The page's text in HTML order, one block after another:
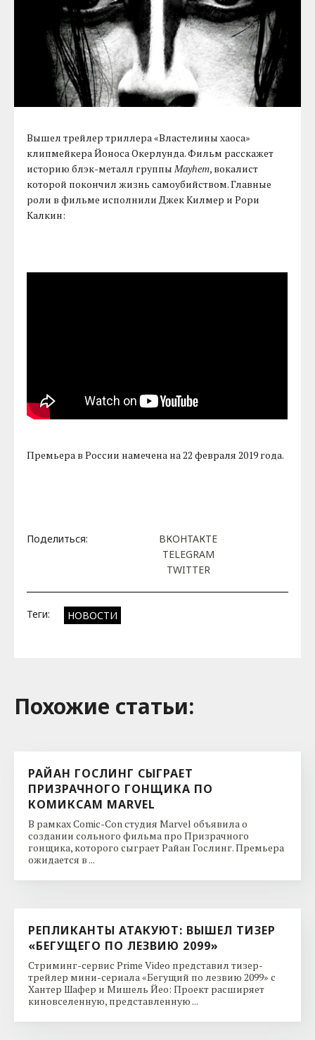
Вышел трейлер триллера «Властелины хаоса»
клипмейкера Йоноса Окерлунда. Фильм расскажет
историю блэк-металл группыMayhem, вокалист
которой покончил жизнь самоубийством. Главные
роли в фильме исполнили Джек Килмер и Рори
Калкин:
Премьера в России намечена на 22 февраля 2019 года.
Поделиться:
ВКОНТАКТЕ
TELEGRAM
TWITTER
Теги: НОВОСТИ
Похожие cтатьи:
РАЙАН ГОСЛИНГ СЫГРАЕТ
ПРИЗРАЧНОГО ГОНЩИКА ПО
КОМИКСАМ MARVEL
В рамках Comic-Con студия Marvel объявила о
создании сольного фильма про Призрачного
гонщика, которого сыграет Райан Гослинг. Премьера
ожидается в ...
РЕПЛИКАНТЫ АТАКУЮТ: ВЫШЕЛ ТИЗЕР
«БЕГУЩЕГО ПО ЛЕЗВИЮ 2099»
Стриминг-сервис Prime Video представил тизер-
трейлер мини-сериала «Бегущий по лезвию 2099» с
Хантер Шафер и Мишель Йео: Проект расширяет
киновселенную, представленную ...